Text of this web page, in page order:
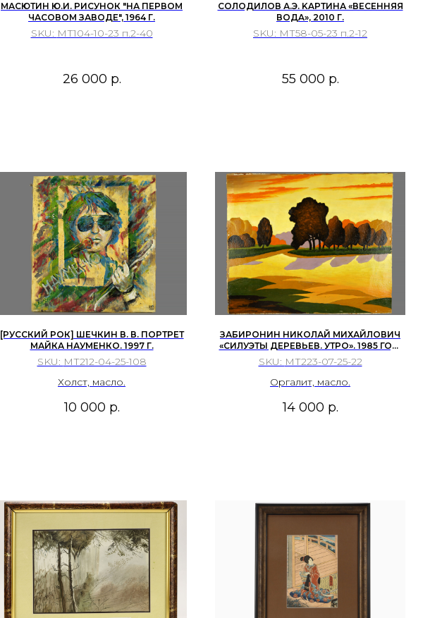
МАСЮТИН Ю.И. РИСУНОК "НА ПЕРВОМ
ЧАСОВОМ ЗАВОДЕ", 1964 Г.
SKU: МТ104-10-23 п.2-40
26 000 р.
CОЛOДИЛОВ А.Э. KAPТИНА «ВЕСEННЯЯ
ВОДA», 2010 Г.
SKU: МТ58-05-23 п.2-12
55 000 р.
[РУССКИЙ РОК] ШЕЧКИН В. В. ПОРТРЕТ
МАЙКА НАУМЕНКО. 1997 Г.
SKU: МТ212-04-25-108
Холст, масло.
10 000 р.
ЗАБИРОНИН НИКОЛАЙ МИХАЙЛОВИЧ
«СИЛУЭТЫ ДЕРЕВЬЕВ. УТРО». 1985 ГОД.
ОРГАЛИТ, МАСЛО.
SKU: МТ223-07-25-22
Оргалит, масло.
14 000 р.